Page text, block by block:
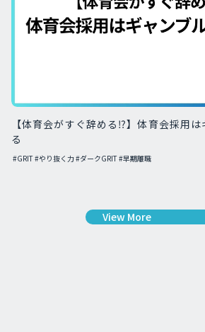
【体育会がすぐ辞める⁉︎】体育会採用
る
#GRIT#やり抜く力#ダークGRIT#早期離職
View More